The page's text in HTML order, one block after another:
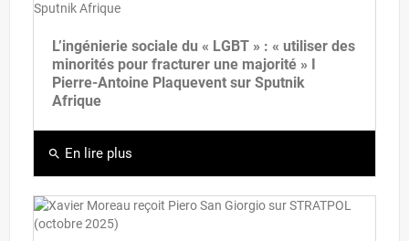
L’ingénierie sociale du « LGBT » : « utiliser des
minorités pour fracturer une majorité » I
Pierre-Antoine Plaquevent sur Sputnik
Afrique
search En lire plus